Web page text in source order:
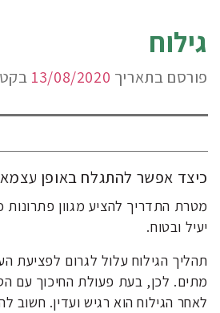
גילוח
פורסם בתאריך 13/08/2020
כיצד אפשר להתגלח באופן
מטרת התדריך להציע מגוון פתרונות
יעיל ובטוח.
תהליך הגילוח עלול לגרום לפציעת
מתים. לכן, בעת פעולת החיכוך עם
לאחר הגילוח הוא רגיש ועדין. חשוב